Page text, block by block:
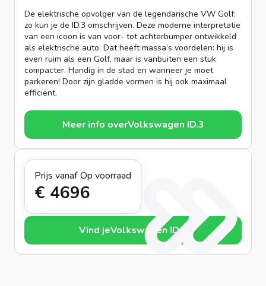
De elektrische opvolger van de legendarische VW Golf:
zo kun je de ID.3 omschrijven. Deze moderne interpretatie
van een icoon is van voor- tot achterbumper ontwikkeld
als elektrische auto. Dat heeft massa’s voordelen: hij is
even ruim als een Golf, maar is vanbuiten een stuk
compacter. Handig in de stad en wanneer je moet
parkeren! Door zijn gladde vormen is hij ook maximaal
efficiënt.
Meer info overVolkswagen ID.3
Prijs vanaf
€ 469
Op voorraad
6
Vind jeVolkswagen ID.3